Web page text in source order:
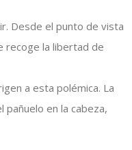
Desde el punto de vista
recoge la libertad de
a esta polémica. La
en la cabeza,